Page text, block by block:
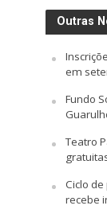
Outras
em
Fundo
Teatro
Ciclo
recebe